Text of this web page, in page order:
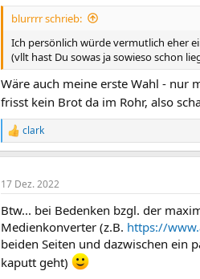
blurrrr schrieb:
Ich persönlich würde vermutlich eher
(vllt hast Du sowas ja sowieso schon
Wäre auch meine erste Wahl - nur
frisst kein Brot da im Rohr, also
R
e
a
t
o
n
n
:
clark
17 Dez. 2022
Btw... bei Bedenken bzgl. der
Medienkonverter (z.B. https://
beiden Seiten und dazwischen ein
kaputt geht)